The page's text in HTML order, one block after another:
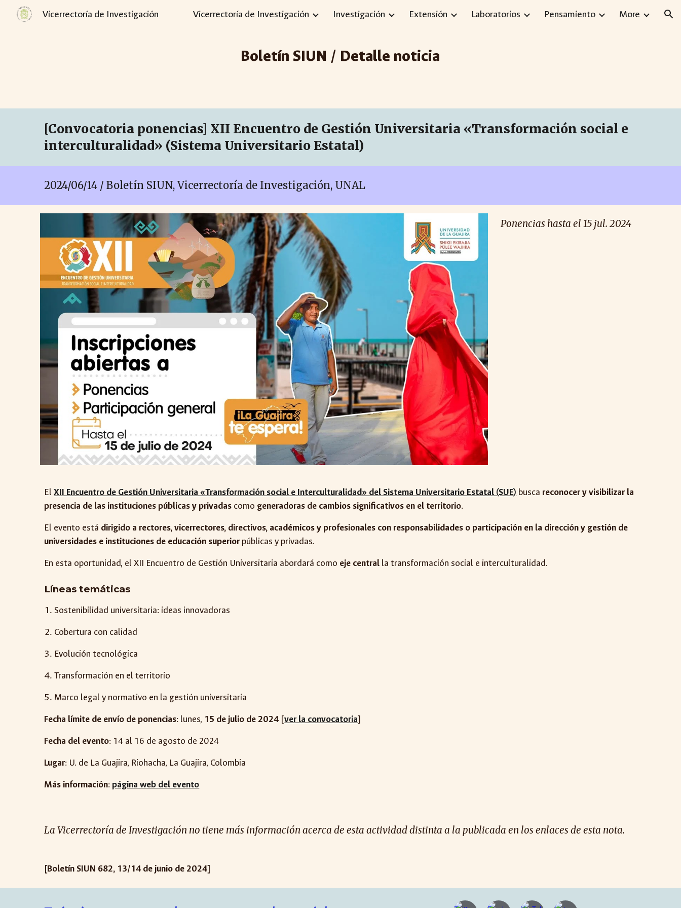
Skip to main content Skip to navigation
Vicerrectoría de Investigación Vicerrectoría de Investigación Investigación Extensión Laboratorios Pensamiento More
Boletín SIUN / Detalle noticia
[Convocatoria ponencias] XII Encuentro de Gestión Universitaria «Transformación social e
interculturalidad» (Sistema Universitario Estatal)
2024/06/14 / Boletín SIUN, Vicerrectoría de Investigación, UNAL
Ponencias hasta el 15 jul. 2024
ElXII Encuentro de Gestión Universitaria «Transformación social e Interculturalidad» del Sistema Universitario Estatal (SUE) busca reconocer y visibilizar la
presencia de las instituciones públicas y privadas como generadoras de cambios significativos en el territorio.
El evento está dirigido a rectores, vicerrectores, directivos, académicos y profesionales con responsabilidades o participación en la dirección y gestión de
universidades e instituciones de educación superiorpúblicas y privadas.
En esta oportunidad, el XII Encuentro de Gestión Universitaria abordará como eje central la transformación social e interculturalidad.
Líneas temáticas
Sostenibilidad universitaria: ideas innovadoras
Cobertura con calidad
Evolución tecnológica
Transformación en el territorio
Marco legal y normativo en la gestión universitaria
Fecha límite de envío de ponencias: lunes, 15 de julio de 2024 [ver la convocatoria]
Fecha del evento: 14 al 16 de agosto de 2024
Lugar: U. de La Guajira, Riohacha, La Guajira, Colombia
Más información: página web del evento
La Vicerrectoría de Investigación no tiene más información acerca de esta actividad distinta a la publicada en los enlaces de esta nota.
[Boletín SIUN 682, 13/14 de junio de 2024]